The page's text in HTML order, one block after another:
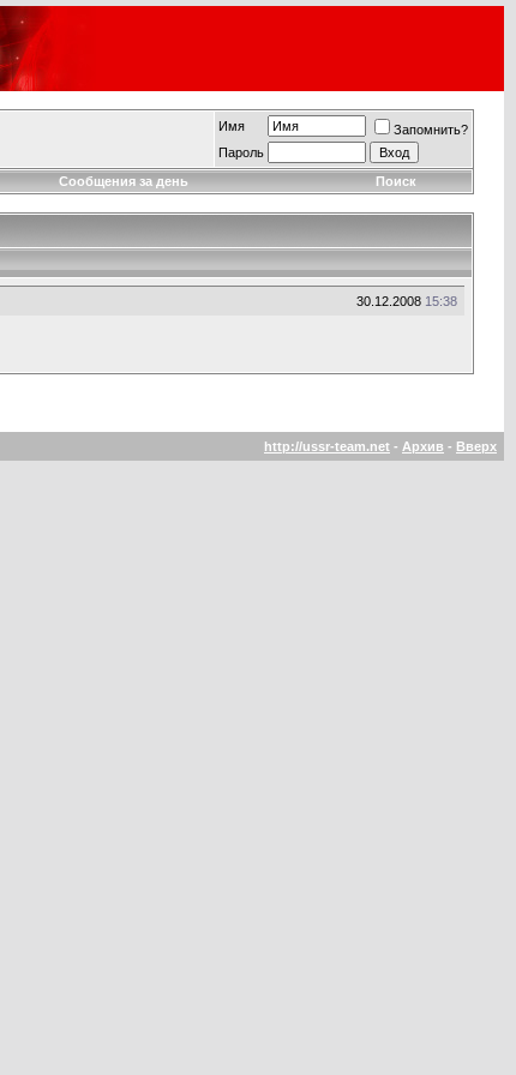
Имя
Запомнить?
Пароль
Сообщения за день Поиск
30.12.2008 15:38
http://ussr-team.net - Архив - Вверх